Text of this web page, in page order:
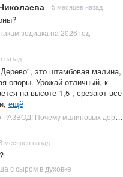
5 месяцев назад
зодиака на 2026 год
назад
это штамбовая малина,
опоры. Урожай отличный, к
на высоте 1,5 , срезают всё
ещё
Товарищи, это РАЗВОД! Почему малиновых деревьев не бывает, или Как ушлые продавцы наживаются на мечтах садоводов
месяцев назад
с сыром в духовке